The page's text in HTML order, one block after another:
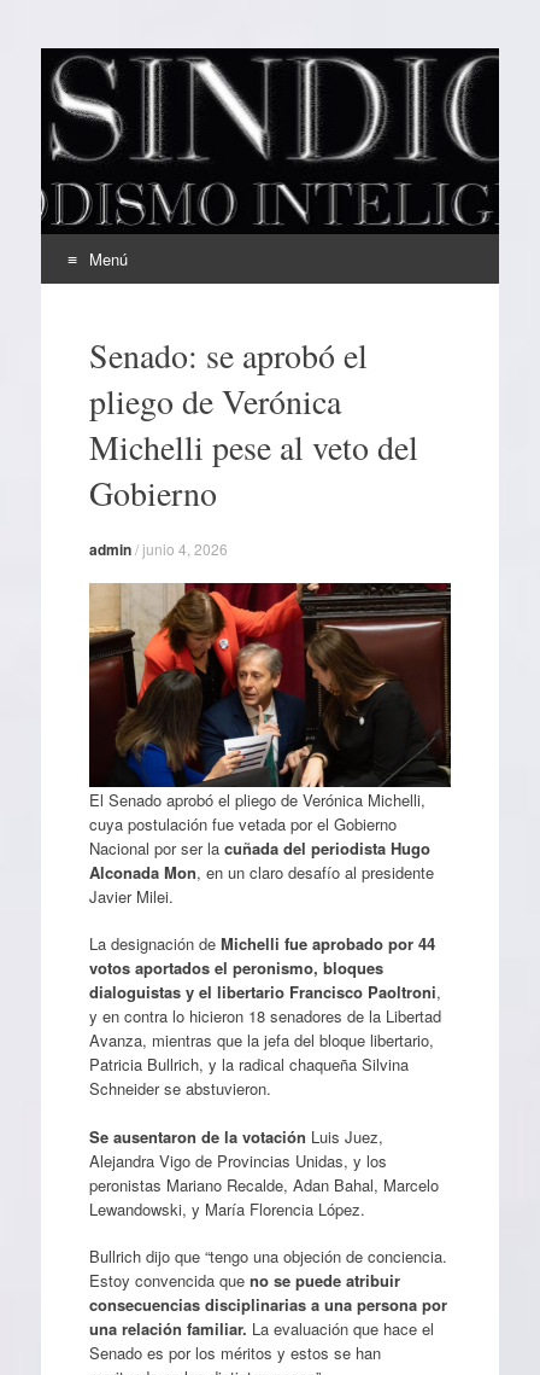
EL SINDICAL
Periodismo Inteligente
Menú
contenidoSenado: se aprobó el
pliego de Verónica
Michelli pese al veto del
Gobierno
admin/junio 4, 2026
El Senado aprobó el pliego de Verónica Michelli,
cuya postulación fue vetada por el Gobierno
Nacional por ser lacuñada del periodista Hugo
Alconada Mon, en un claro desafío al presidente
Javier Milei.
La designación deMichelli fue aprobado por 44
votos aportados el peronismo, bloques
dialoguistas y el libertario Francisco Paoltroni,
y en contra lo hicieron 18 senadores de la Libertad
Avanza, mientras que la jefa del bloque libertario,
Patricia Bullrich, y la radical chaqueña Silvina
Schneider se abstuvieron.
Se ausentaron de la votación Luis Juez,
Alejandra Vigo de Provincias Unidas, y los
peronistas Mariano Recalde, Adan Bahal, Marcelo
Lewandowski, y María Florencia López.
Bullrich dijo que “tengo una objeción de conciencia.
Estoy convencida que no se puede atribuir
consecuencias disciplinarias a una persona por
una relación familiar. La evaluación que hace el
Senado es por los méritos y estos se han